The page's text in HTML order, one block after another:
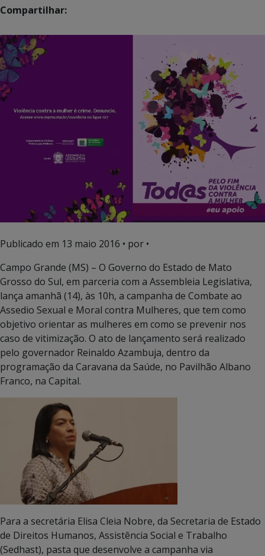
Compartilhar:
Publicado em 13 maio 2016 • por •
Campo Grande (MS) – O Governo do Estado de Mato
Grosso do Sul, em parceria com a Assembleia Legislativa,
lança amanhã (14), às 10h, a campanha de Combate ao
Assedio Sexual e Moral contra Mulheres, que tem como
objetivo orientar as mulheres em como se prevenir nos
caso de vitimização. O ato de lançamento será realizado
pelo governador Reinaldo Azambuja, dentro da
programação da Caravana da Saúde, no Pavilhão Albano
Franco, na Capital.
Para a secretária Elisa Cleia Nobre, da Secretaria de Estado
de Direitos Humanos, Assistência Social e Trabalho
(Sedhast), pasta que desenvolve a campanha via